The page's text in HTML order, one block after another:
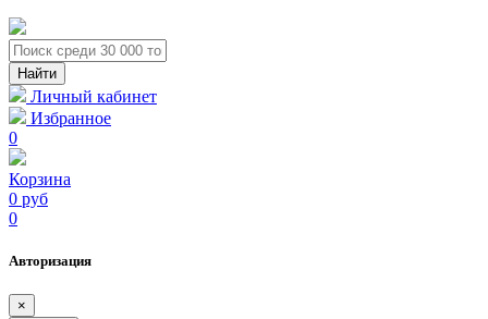
Личный кабинет
Избранное
0
Корзина
0 руб
0
Авторизация
×